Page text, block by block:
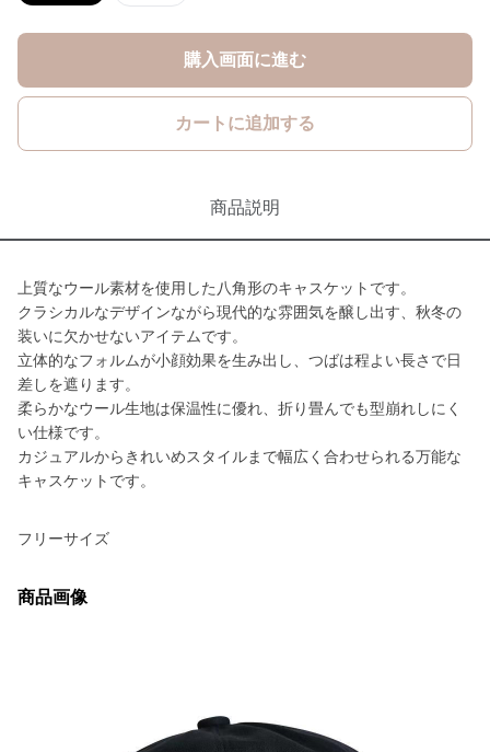
購入画面に進む
カートに追加する
商品説明
上質なウール素材を使用した八角形のキャスケットです。
クラシカルなデザインながら現代的な雰囲気を醸し出す、秋冬の
装いに欠かせないアイテムです。
立体的なフォルムが小顔効果を生み出し、つばは程よい長さで日
差しを遮ります。
柔らかなウール生地は保温性に優れ、折り畳んでも型崩れしにく
い仕様です。
カジュアルからきれいめスタイルまで幅広く合わせられる万能な
キャスケットです。
フリーサイズ
商品画像